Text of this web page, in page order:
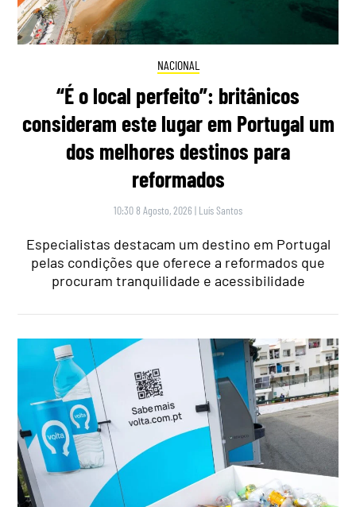
NACIONAL
“É o local perfeito”: britânicos
consideram este lugar em Portugal um
dos melhores destinos para
reformados
10:30 8 Agosto, 2026 | Luís Santos
Especialistas destacam um destino em Portugal
pelas condições que oferece a reformados que
procuram tranquilidade e acessibilidade